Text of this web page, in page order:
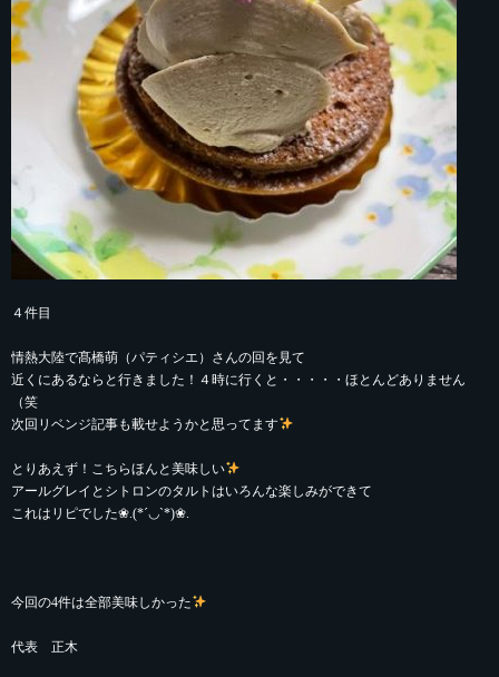
４件目
情熱大陸で髙橋萌（パティシエ）さんの回を見て
近くにあるならと行きました！４時に行くと・・・・・ほとんどありません
（笑
次回リベンジ記事も載せようかと思ってます
とりあえず！こちらほんと美味しい
アールグレイとシトロンのタルトはいろんな楽しみができて
これはリピでした❀.(*´◡`*)❀.
今回の4件は全部美味しかった
代表 正木